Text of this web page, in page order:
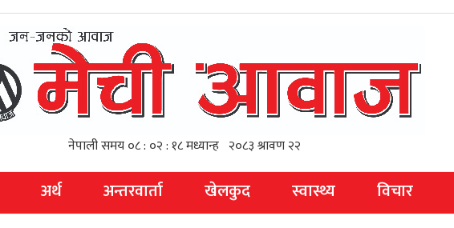
अर्थ अन्तरवार्ता खेलकुद स्वास्थ्य विचार